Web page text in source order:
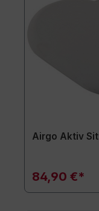
Airgo Aktiv
84,90 €*